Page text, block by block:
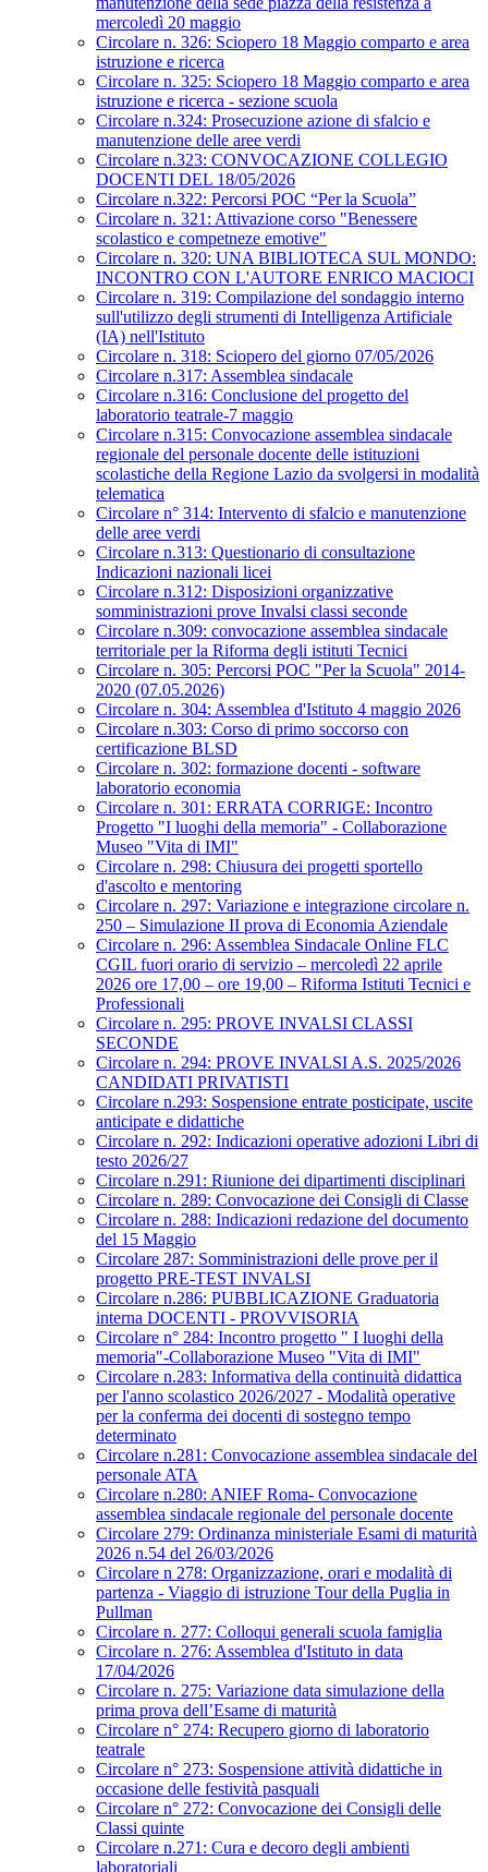
mercoledì 20 maggio
Circolare n. 326: Sciopero 18 Maggio comparto e area
istruzione e ricerca
Circolare n. 325: Sciopero 18 Maggio comparto e area
istruzione e ricerca - sezione scuola
Circolare n.324: Prosecuzione azione di sfalcio e
manutenzione delle aree verdi
Circolare n.323: CONVOCAZIONE COLLEGIO
DOCENTI DEL 18/05/2026
Circolare n.322: Percorsi POC “Per la Scuola”
Circolare n. 321: Attivazione corso "Benessere
scolastico e competneze emotive"
Circolare n. 320: UNA BIBLIOTECA SUL MONDO:
INCONTRO CON L'AUTORE ENRICO MACIOCI
Circolare n. 319: Compilazione del sondaggio interno
sull'utilizzo degli strumenti di Intelligenza Artificiale
(IA) nell'Istituto
Circolare n. 318: Sciopero del giorno 07/05/2026
Circolare n.317: Assemblea sindacale
Circolare n.316: Conclusione del progetto del
laboratorio teatrale-7 maggio
Circolare n.315: Convocazione assemblea sindacale
regionale del personale docente delle istituzioni
scolastiche della Regione Lazio da svolgersi in modalità
telematica
Circolare n° 314: Intervento di sfalcio e manutenzione
delle aree verdi
Circolare n.313: Questionario di consultazione
Indicazioni nazionali licei
Circolare n.312: Disposizioni organizzative
somministrazioni prove Invalsi classi seconde
Circolare n.309: convocazione assemblea sindacale
territoriale per la Riforma degli istituti Tecnici
Circolare n. 305: Percorsi POC "Per la Scuola" 2014-
2020 (07.05.2026)
Circolare n. 304: Assemblea d'Istituto 4 maggio 2026
Circolare n.303: Corso di primo soccorso con
certificazione BLSD
Circolare n. 302: formazione docenti - software
laboratorio economia
Circolare n. 301: ERRATA CORRIGE: Incontro
Progetto "I luoghi della memoria" - Collaborazione
Museo "Vita di IMI"
Circolare n. 298: Chiusura dei progetti sportello
d'ascolto e mentoring
Circolare n. 297: Variazione e integrazione circolare n.
250 – Simulazione II prova di Economia Aziendale
Circolare n. 296: Assemblea Sindacale Online FLC
CGIL fuori orario di servizio – mercoledì 22 aprile
2026 ore 17,00 – ore 19,00 – Riforma Istituti Tecnici e
Professionali
Circolare n. 295: PROVE INVALSI CLASSI
SECONDE
Circolare n. 294: PROVE INVALSI A.S. 2025/2026
CANDIDATI PRIVATISTI
Circolare n.293: Sospensione entrate posticipate, uscite
anticipate e didattiche
Circolare n. 292: Indicazioni operative adozioni Libri di
testo 2026/27
Circolare n.291: Riunione dei dipartimenti disciplinari
Circolare n. 289: Convocazione dei Consigli di Classe
Circolare n. 288: Indicazioni redazione del documento
del 15 Maggio
Circolare 287: Somministrazioni delle prove per il
progetto PRE-TEST INVALSI
Circolare n.286: PUBBLICAZIONE Graduatoria
interna DOCENTI - PROVVISORIA
Circolare n° 284: Incontro progetto " I luoghi della
memoria"-Collaborazione Museo "Vita di IMI"
Circolare n.283: Informativa della continuità didattica
per l'anno scolastico 2026/2027 - Modalità operative
per la conferma dei docenti di sostegno tempo
determinato
Circolare n.281: Convocazione assemblea sindacale del
personale ATA
Circolare n.280: ANIEF Roma- Convocazione
assemblea sindacale regionale del personale docente
Circolare 279: Ordinanza ministeriale Esami di maturità
2026 n.54 del 26/03/2026
Circolare n 278: Organizzazione, orari e modalità di
partenza - Viaggio di istruzione Tour della Puglia in
Pullman
Circolare n. 277: Colloqui generali scuola famiglia
Circolare n. 276: Assemblea d'Istituto in data
17/04/2026
Circolare n. 275: Variazione data simulazione della
prima prova dell’Esame di maturità
Circolare n° 274: Recupero giorno di laboratorio
teatrale
Circolare n° 273: Sospensione attività didattiche in
occasione delle festività pasquali
Circolare n° 272: Convocazione dei Consigli delle
Classi quinte
Circolare n.271: Cura e decoro degli ambienti
laboratoriali